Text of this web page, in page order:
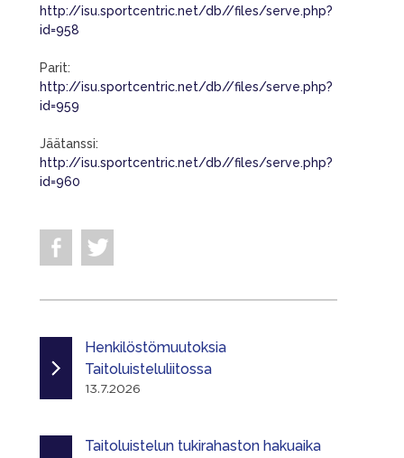
http://isu.sportcentric.net/db//files/serve.php?
id=958
Parit:
http://isu.sportcentric.net/db//files/serve.php?
id=959
Jäätanssi:
http://isu.sportcentric.net/db//files/serve.php?
id=960
Henkilöstömuutoksia
Taitoluisteluliitossa
13.7.2026
Taitoluistelun tukirahaston hakuaika